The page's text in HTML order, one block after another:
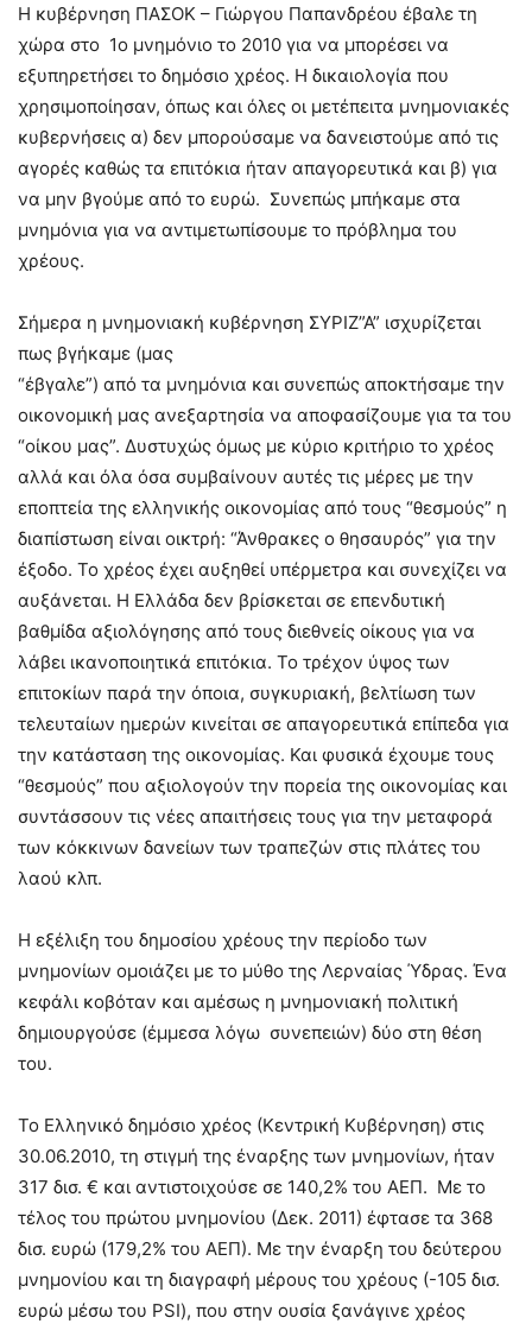
Η κυβέρνηση ΠΑΣΟΚ – Γιώργου Παπανδρέου έβαλε τη
χώρα στο 1ο μνημόνιο το 2010 για να μπορέσει να
εξυπηρετήσει το δημόσιο χρέος. Η δικαιολογία που
χρησιμοποίησαν, όπως και όλες οι μετέπειτα μνημονιακές
κυβερνήσεις α) δεν μπορούσαμε να δανειστούμε από τις
αγορές καθώς τα επιτόκια ήταν απαγορευτικά και β) για
να μην βγούμε από το ευρώ. Συνεπώς μπήκαμε στα
μνημόνια για να αντιμετωπίσουμε το πρόβλημα του
χρέους.
Σήμερα η μνημονιακή κυβέρνηση ΣΥΡΙΖ”Α” ισχυρίζεται
πως βγήκαμε (μας
“έβγαλε”) από τα μνημόνια και συνεπώς αποκτήσαμε την
οικονομική μας ανεξαρτησία να αποφασίζουμε για τα του
“οίκου μας”. Δυστυχώς όμως με κύριο κριτήριο το χρέος
αλλά και όλα όσα συμβαίνουν αυτές τις μέρες με την
εποπτεία της ελληνικής οικονομίας από τους “θεσμούς” η
διαπίστωση είναι οικτρή: “Άνθρακες ο θησαυρός” για την
έξοδο. Το χρέος έχει αυξηθεί υπέρμετρα και συνεχίζει να
αυξάνεται. Η Ελλάδα δεν βρίσκεται σε επενδυτική
βαθμίδα αξιολόγησης από τους διεθνείς οίκους για να
λάβει ικανοποιητικά επιτόκια. Το τρέχον ύψος των
επιτοκίων παρά την όποια, συγκυριακή, βελτίωση των
τελευταίων ημερών κινείται σε απαγορευτικά επίπεδα για
την κατάσταση της οικονομίας. Και φυσικά έχουμε τους
“θεσμούς” που αξιολογούν την πορεία της οικονομίας και
συντάσσουν τις νέες απαιτήσεις τους για την μεταφορά
των κόκκινων δανείων των τραπεζών στις πλάτες του
λαού κλπ.
Η εξέλιξη του δημοσίου χρέους την περίοδο των
μνημονίων ομοιάζει με το μύθο της Λερναίας Ύδρας. Ένα
κεφάλι κοβόταν και αμέσως η μνημονιακή πολιτική
δημιουργούσε (έμμεσα λόγω συνεπειών) δύο στη θέση
του.
Το Ελληνικό δημόσιο χρέος (Κεντρική Κυβέρνηση) στις
30.06.2010, τη στιγμή της έναρξης των μνημονίων, ήταν
317 δισ. € και αντιστοιχούσε σε 140,2% του ΑΕΠ. Με το
τέλος του πρώτου μνημονίου (Δεκ. 2011) έφτασε τα 368
δισ. ευρώ (179,2% του ΑΕΠ). Με την έναρξη του δεύτερου
μνημονίου και τη διαγραφή μέρους του χρέους (-105 δισ.
ευρώ μέσω του PSI), που στην ουσία ξανάγινε χρέος